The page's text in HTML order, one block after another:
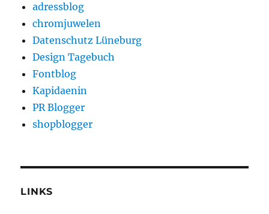
adressblog
chromjuwelen
Datenschutz Lüneburg
Design Tagebuch
Fontblog
Kapidaenin
PR Blogger
shopblogger
LINKS